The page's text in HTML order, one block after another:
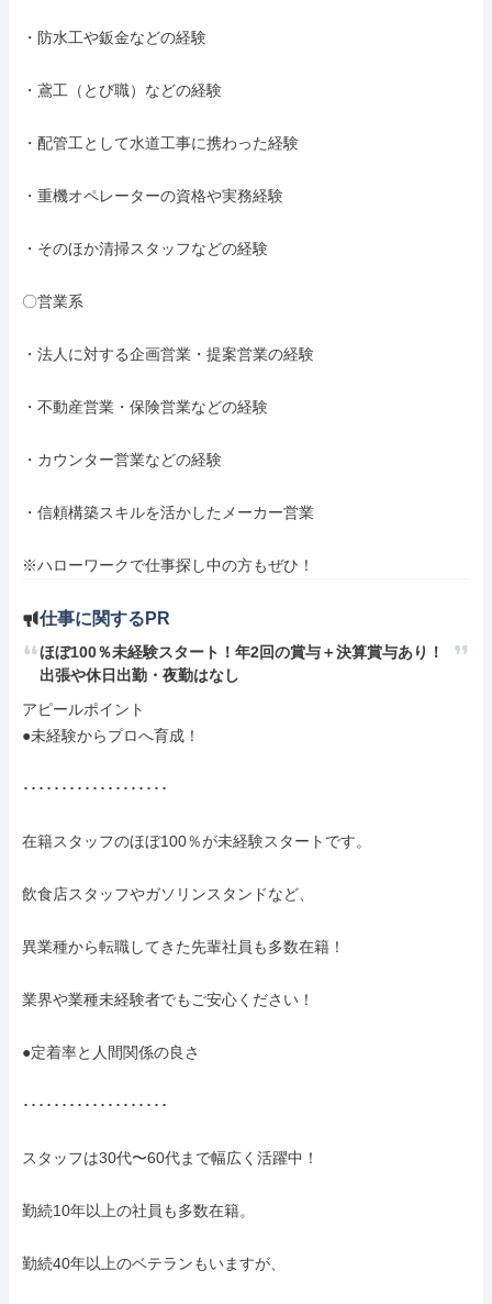
・防水工や鈑金などの経験
・鳶工（とび職）などの経験
・配管工として水道工事に携わった経験
・重機オペレーターの資格や実務経験
・そのほか清掃スタッフなどの経験
〇営業系
・法人に対する企画営業・提案営業の経験
・不動産営業・保険営業などの経験
・カウンター営業などの経験
・信頼構築スキルを活かしたメーカー営業
※ハローワークで仕事探し中の方もぜひ！
仕事に関するPR
ほぼ100％未経験スタート！年2回の賞与＋決算賞与あり！
出張や休日出勤・夜勤はなし
アピールポイント
●未経験からプロへ育成！
･･･････････････････
在籍スタッフのほぼ100％が未経験スタートです。
飲食店スタッフやガソリンスタンドなど、
異業種から転職してきた先輩社員も多数在籍！
業界や業種未経験者でもご安心ください！
●定着率と人間関係の良さ
･･･････････････････
スタッフは30代〜60代まで幅広く活躍中！
勤続10年以上の社員も多数在籍。
勤続40年以上のベテランもいますが、